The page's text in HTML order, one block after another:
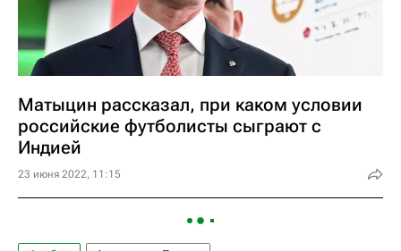
Матыцин рассказал, при каком условии
российские футболисты сыграют с
Индией
23 июня 2022, 11:15